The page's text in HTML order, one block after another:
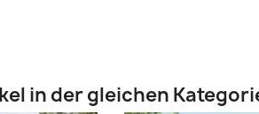
in der gleichen